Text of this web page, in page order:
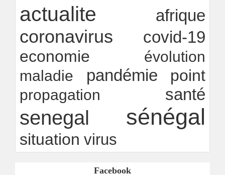
Rapport Bceao 2025 : résilience, transition et
innovation
24/07/2026 -Ndakhté M. GAYE
actualite afrique
coronavirus covid-19
economie
évolution
maladie
pandémie point
propagation santé
senegal sénégal
situation virus
Facebook